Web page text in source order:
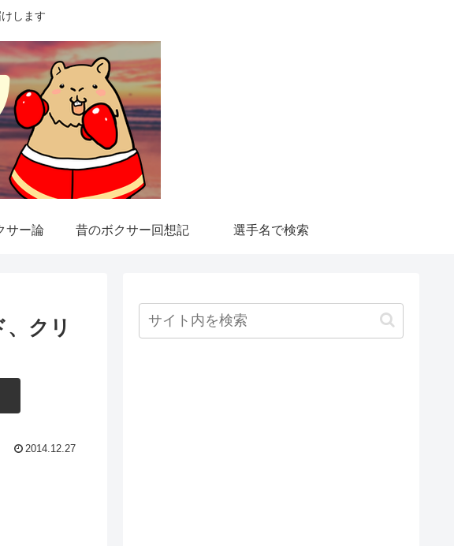
します
サー論 昔のボクサー回想記 選手名で検索
クリ
2014.12.27